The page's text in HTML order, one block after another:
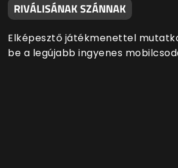
RIVÁLISÁNAK SZÁNNAK
Elképesztő játékmenettel
be a legújabb ingyenes